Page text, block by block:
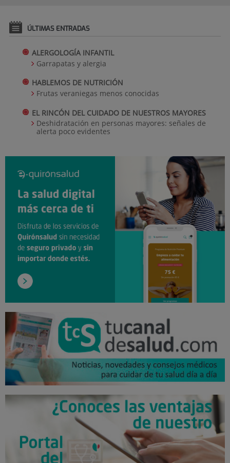
ÚLTIMAS ENTRADAS
ALERGOLOGÍA INFANTIL
Garrapatas y alergia
HABLEMOS DE NUTRICIÓN
Frutas veraniegas menos conocidas
EL RINCÓN DEL CUIDADO DE NUESTROS MAYORES
Deshidratación en personas mayores: señales de
alerta poco evidentes